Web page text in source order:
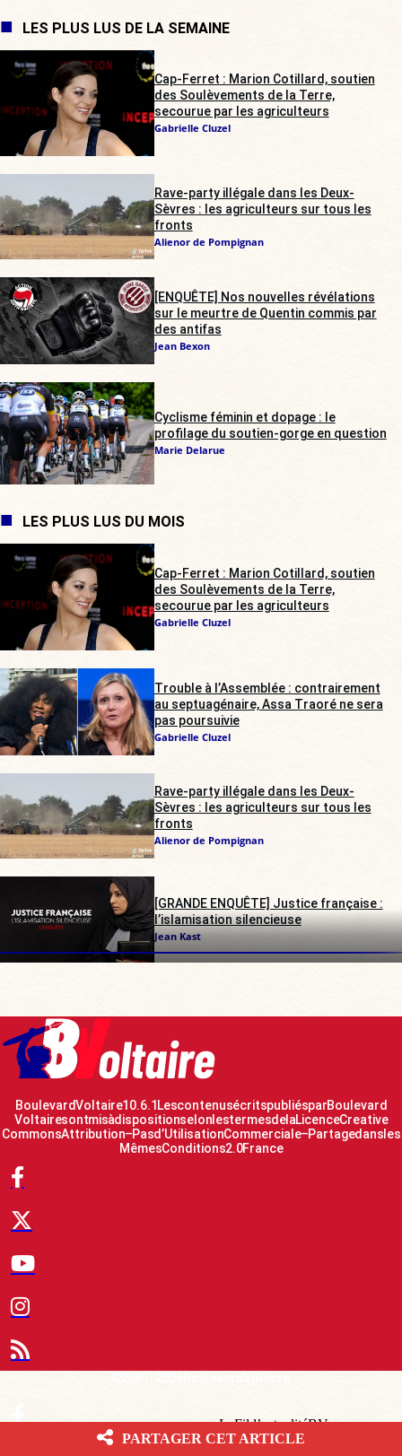
LES PLUS LUS DE LA SEMAINE
Cap-Ferret : Marion Cotillard, soutien
des Soulèvements de la Terre,
secourue par les agriculteurs
Gabrielle Cluzel
Rave-party illégale dans les Deux-
Sèvres : les agriculteurs sur tous les
fronts
Alienor de Pompignan
[ENQUÊTE] Nos nouvelles révélations
sur le meurtre de Quentin commis par
des antifas
Jean Bexon
Cyclisme féminin et dopage : le
profilage du soutien-gorge en question
Marie Delarue
LES PLUS LUS DU MOIS
Cap-Ferret : Marion Cotillard, soutien
des Soulèvements de la Terre,
secourue par les agriculteurs
Gabrielle Cluzel
Trouble à l’Assemblée : contrairement
au septuagénaire, Assa Traoré ne sera
pas poursuivie
Gabrielle Cluzel
Rave-party illégale dans les Deux-
Sèvres : les agriculteurs sur tous les
fronts
Alienor de Pompignan
[GRANDE ENQUÊTE] Justice française :
l’islamisation silencieuse
Jean Kast
Boulevard Voltaire 10.6.1 Les contenus écrits publiés par Boulevard
Voltaire sont mis à disposition selon les termes de la Licence Creative
Commons Attribution – Pas d’Utilisation Commerciale – Partage dans les
Mêmes Conditions 2.0 France
Le Fil d’actualité BV
PARTAGER CET ARTICLE